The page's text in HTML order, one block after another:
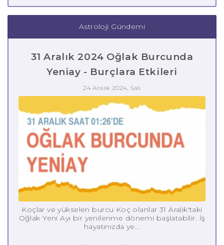
Astroloji Gündemi
31 Aralık 2024 Oğlak Burcunda
Yeniay - Burçlara Etkileri
24 Aralık 2024, Salı
Koçlar ve yükselen burcu Koç olanlar 31 Aralık'taki
Oğlak Yeni Ayı bir yenilenme dönemi başlatabilir. İş
hayatınızda ye...